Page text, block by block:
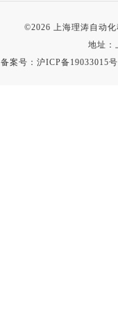
©2026 上海理涛自动
地址：
备案号： 沪ICP备19033015